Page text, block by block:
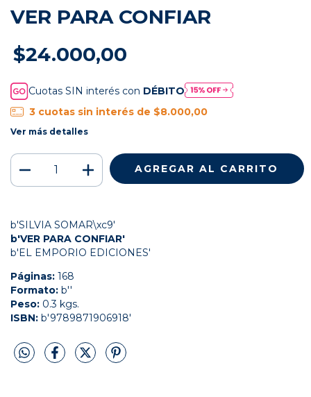
VER PARA CONFIAR
$24.000,00
Cuotas SIN interés con DÉBITO
3 cuotas sin interés de $8.000,00
Ver más detalles
b'SILVIA SOMAR\xc9'
b'VER PARA CONFIAR'
b'EL EMPORIO EDICIONES'
Páginas: 168
Formato: b''
Peso: 0.3 kgs.
ISBN: b'9789871906918'